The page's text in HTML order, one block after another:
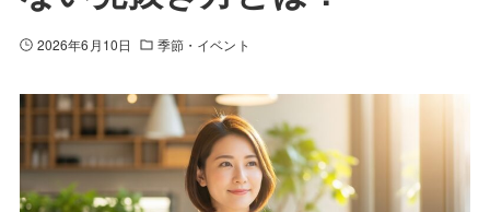
2026年6月10日 季節・イベント